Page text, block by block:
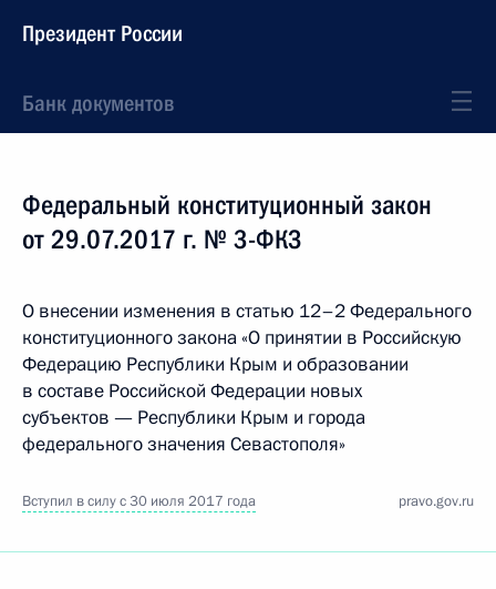
Президент России
Банк документов
Федеральный конституционный закон
от 29.07.2017 г. № 3-ФКЗ
О внесении изменения в статью 12–2 Федерального
конституционного закона «О принятии в Российскую
Федерацию Республики Крым и образовании
в составе Российской Федерации новых
субъектов — Республики Крым и города
федерального значения Севастополя»
Вступил в силу с 30 июля 2017 года pravo.gov.ru